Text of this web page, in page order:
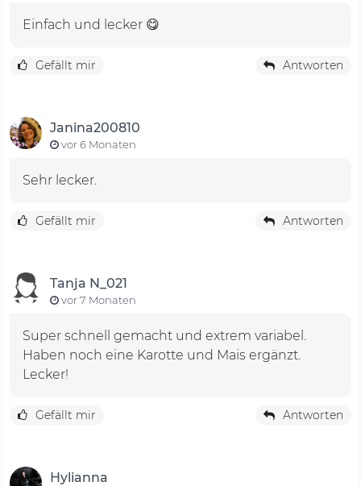
Einfach und lecker 😋
Gefällt mir Antworten
Janina200810
vor 6 Monaten
Sehr lecker.
Gefällt mir Antworten
Tanja N_021
vor 7 Monaten
Super schnell gemacht und extrem variabel.
Haben noch eine Karotte und Mais ergänzt.
Lecker!
Gefällt mir Antworten
Hylianna